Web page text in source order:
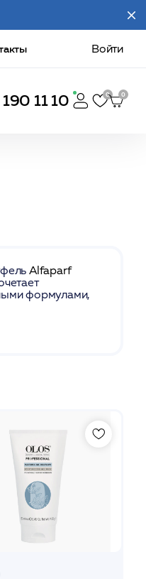
Войти
11 10
Alfaparf
формулами,